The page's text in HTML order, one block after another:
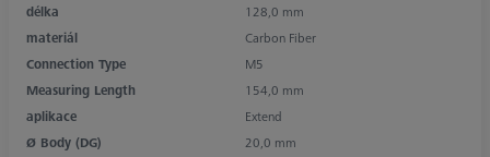
délka
128,0 mm
materiál
Carbon Fiber
Connection Type
M5
Measuring Length
154,0 mm
aplikace
Extend
Ø Body (DG)
20,0 mm